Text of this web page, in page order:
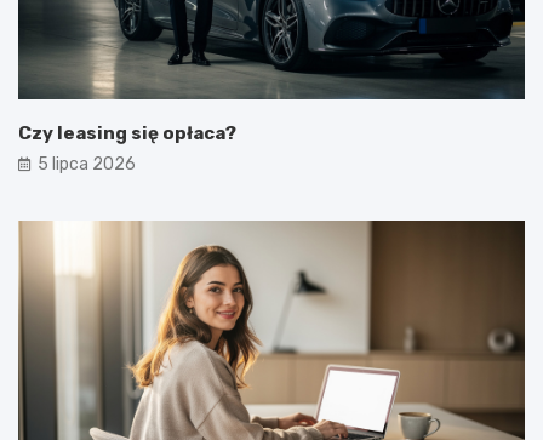
Czy leasing się opłaca?
5 lipca 2026